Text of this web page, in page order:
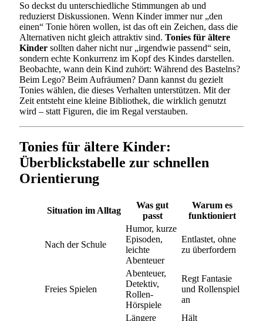
So deckst du unterschiedliche Stimmungen ab und
reduzierst Diskussionen. Wenn Kinder immer nur „den
einen“ Tonie hören wollen, ist das oft ein Zeichen, dass die
Alternativen nicht gleich attraktiv sind. Tonies für ältere
Kinder sollten daher nicht nur „irgendwie passend“ sein,
sondern echte Konkurrenz im Kopf des Kindes darstellen.
Beobachte, wann dein Kind zuhört: Während des Bastelns?
Beim Lego? Beim Aufräumen? Dann kannst du gezielt
Tonies wählen, die dieses Verhalten unterstützen. Mit der
Zeit entsteht eine kleine Bibliothek, die wirklich genutzt
wird – statt Figuren, die im Regal verstauben.
Tonies für ältere Kinder:
Überblickstabelle zur schnellen
Orientierung
Situation im Alltag
Was gut
passt
Warum es
funktioniert
Nach der Schule
Humor, kurze
Episoden,
leichte
Abenteuer
Entlastet, ohne
zu überfordern
Freies Spielen
Abenteuer,
Detektiv,
Rollen-
Hörspiele
Regt Fantasie
und Rollenspiel
an
Längere
Hält